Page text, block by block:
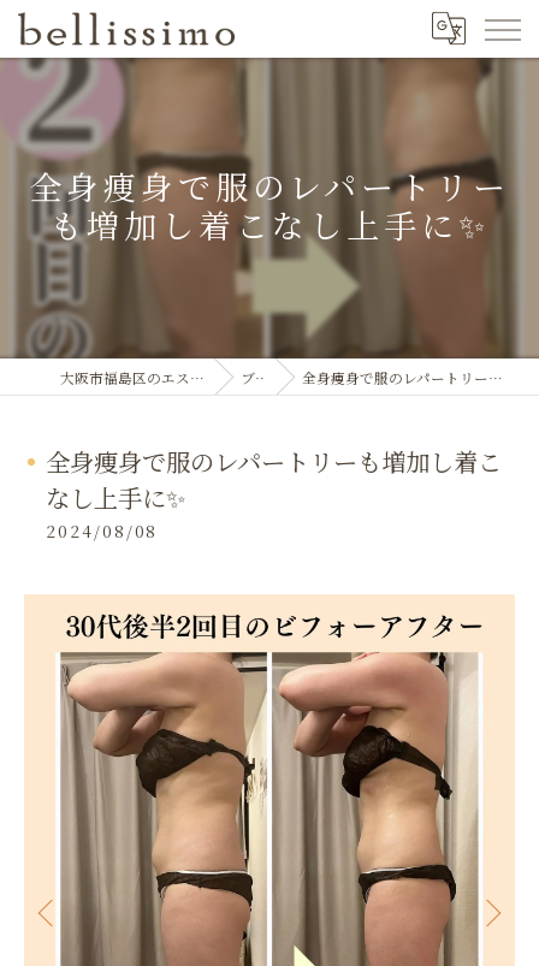
全身痩身で服のレパートリー
も増加し着こなし上手に✨
大阪市福島区のエステならbellissimo ブログ 全身痩身で服のレパートリーも増加し着こなし上手に✨
全身痩身で服のレパートリーも増加し着こ
なし上手に✨
2024/08/08